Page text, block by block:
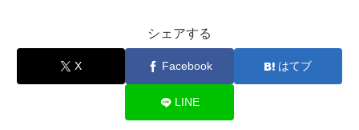
シェアする
X Facebook はてブ
LINE